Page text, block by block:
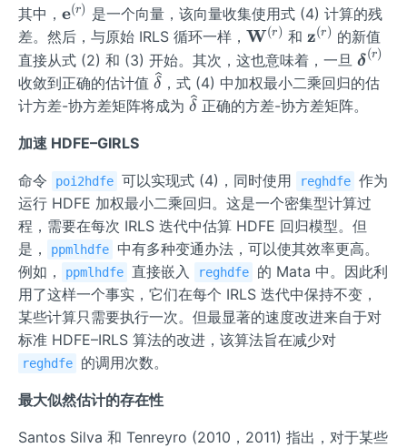
其中， \ma
thbf
{e}^
{(r)}
e(r) 是一个向量，该向量收集使用式 (4) 计算的残
差。然后，与原始 IRLS 循环一样， \ma
thbf
{W}
^
{(r)}
W(r) 和\ma
thbf
{z}^
{(r)}
z(r) 的新值
直接从式 (2) 和 (3) 开始。其次，这也意味着，一旦 \bol
dsy
{(r)}
δ(r)
收敛到正确的估计值 \wi
deh
a}
δ ，式 (4) 中加权最小二乘回归的估
计方差-协方差矩阵将成为 \wi
elt
a}
δ 正确的方差-协方差矩阵。
加速 HDFE–GIRLS
命令 poi2hdfe 可以实现式 (4)，同时使用 reghdfe 作为
运行 HDFE 加权最小二乘回归。这是一个密集型计算过
程，需要在每次 IRLS 迭代中估算 HDFE 回归模型。但
是，
ppmlhdfe
中有多种变通办法，可以使其效率更高。
例如，
ppmlhdfe 直接嵌入 reghdfe
的 Mata 中。因此利
用了这样一个事实，它们在每个 IRLS 迭代中保持不变，
某些计算只需要执行一次。但最显著的速度改进来自于对
标准 HDFE–IRLS 算法的改进，该算法旨在减少对
reghdfe 的调用次数。
最大似然估计的存在性
Santos Silva 和 Tenreyro (2010，2011) 指出，对于某些